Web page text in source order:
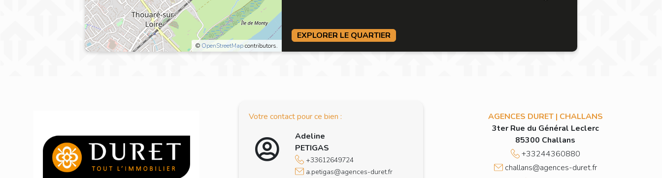
© OpenStreetMapcontributors.
EXPLORER LE QUARTIER
Votre contact pour ce bien :
Adeline
PETIGAS
+33612649724
a.petigas@agences-duret.fr
AGENCES DURET | CHALLANS
3ter Rue du Général Leclerc
85300 Challans
+33244360880
challans@agences-duret.fr